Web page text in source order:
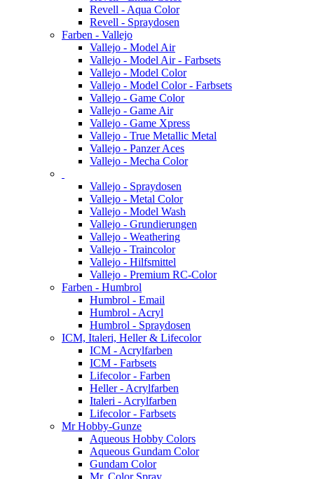
Revell - Aqua Color
Revell - Spraydosen
Farben - Vallejo
Vallejo - Model Air
Vallejo - Model Air - Farbsets
Vallejo - Model Color
Vallejo - Model Color - Farbsets
Vallejo - Game Color
Vallejo - Game Air
Vallejo - Game Xpress
Vallejo - True Metallic Metal
Vallejo - Panzer Aces
Vallejo - Mecha Color
Vallejo - Spraydosen
Vallejo - Metal Color
Vallejo - Model Wash
Vallejo - Grundierungen
Vallejo - Weathering
Vallejo - Traincolor
Vallejo - Hilfsmittel
Vallejo - Premium RC-Color
Farben - Humbrol
Humbrol - Email
Humbrol - Acryl
Humbrol - Spraydosen
ICM, Italeri, Heller & Lifecolor
ICM - Acrylfarben
ICM - Farbsets
Lifecolor - Farben
Heller - Acrylfarben
Italeri - Acrylfarben
Lifecolor - Farbsets
Mr Hobby-Gunze
Aqueous Hobby Colors
Aqueous Gundam Color
Gundam Color
Mr. Color Spray